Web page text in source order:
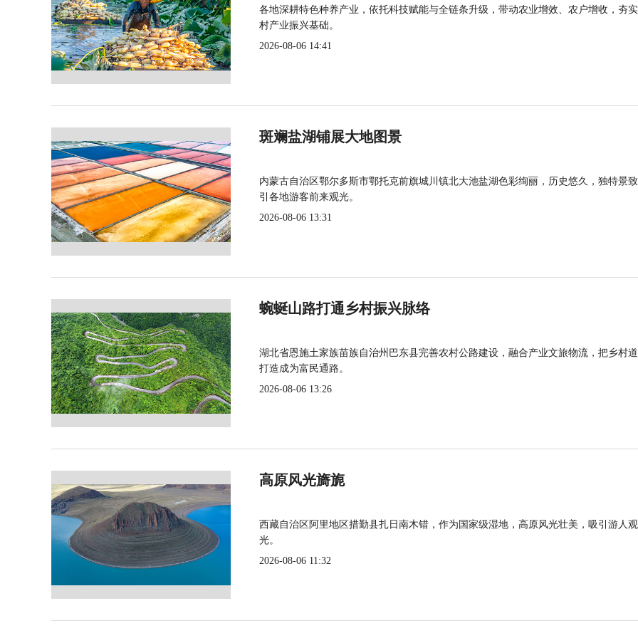
各地深耕特色种养产业，依托科技赋能与全链条升级，带动农业增效、农户增收，夯
村产业振兴基础。
2026-08-06 14:41
斑斓盐湖铺展大地图景
内蒙古自治区鄂尔多斯市鄂托克前旗城川镇北大池盐湖色彩绚丽，历史悠久，独特景
引各地游客前来观光。
2026-08-06 13:31
蜿蜒山路打通乡村振兴脉络
湖北省恩施土家族苗族自治州巴东县完善农村公路建设，融合产业文旅物流，把乡村
打造成为富民通路。
2026-08-06 13:26
高原风光旖旎
西藏自治区阿里地区措勤县扎日南木错，作为国家级湿地，高原风光壮美，吸引游人观
光。
2026-08-06 11:32